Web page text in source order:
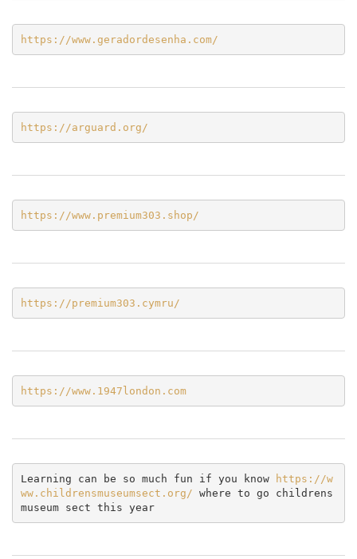
https://www.geradordesenha.com/
https://arguard.org/
https://www.premium303.shop/
https://premium303.cymru/
https://www.1947london.com
Learning can be so much fun if you know
https://w
ww.childrensmuseumsect.org/ where to go childrens
museum sect this year